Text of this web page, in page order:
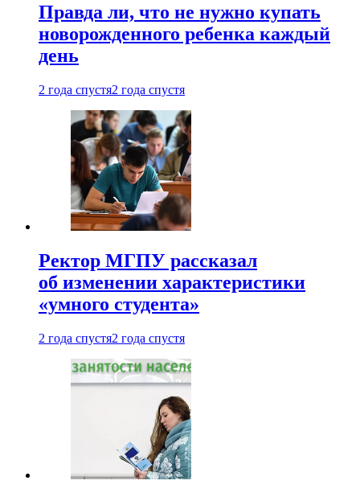
Правда ли, что не нужно купать
новорожденного ребенка каждый
день
2 года спустя2 года спустя
Ректор МГПУ рассказал
об изменении характеристики
«умного студента»
2 года спустя2 года спустя